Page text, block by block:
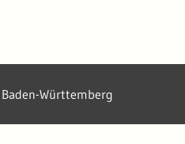
Württemberg